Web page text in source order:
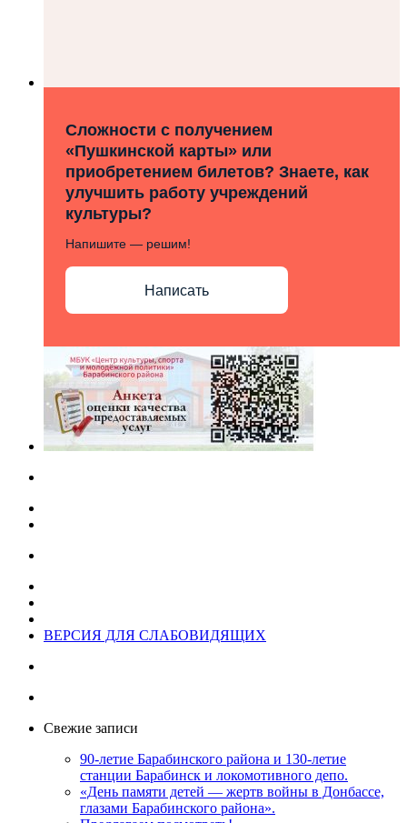
Сложности с получением
«Пушкинской карты» или
приобретением билетов? Знаете, как
улучшить работу учреждений
культуры?
Напишите — решим!
Написать
ВЕРСИЯ ДЛЯ СЛАБОВИДЯЩИХ
Свежие записи
90-летие Барабинского района и 130-летие
станции Барабинск и локомотивного депо.
«День памяти детей — жертв войны в Донбассе,
глазами Барабинского района».